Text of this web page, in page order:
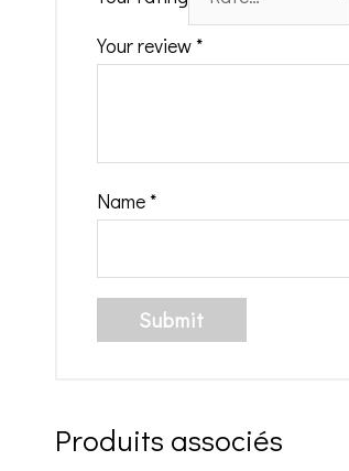
Your review *
Name *
Produits associés